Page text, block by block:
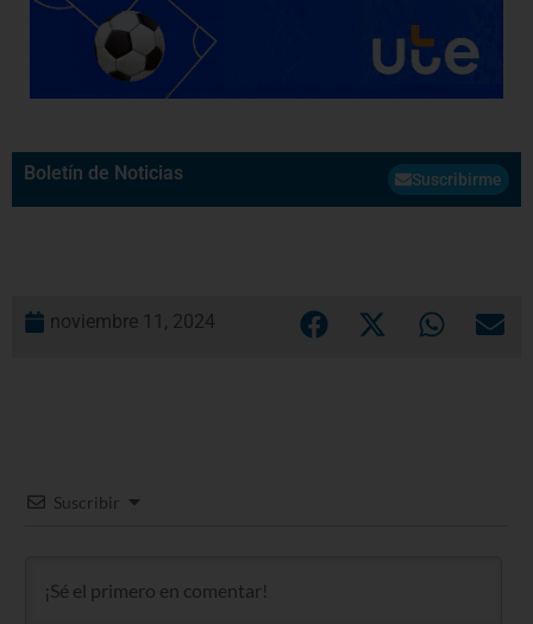
Boletín de Noticias Suscribirme
noviembre 11, 2024
Suscribir